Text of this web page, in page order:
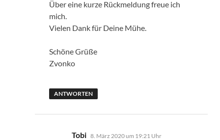
Über eine kurze Rückmeldung freue ich
mich.
Vielen Dank für Deine Mühe.
Schöne Grüße
Zvonko
ANTWORTEN
Tobi sagt:
8. März 2020 um 19:21 Uhr